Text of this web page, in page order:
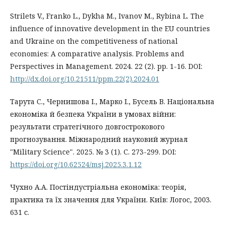
Strilets V., Franko L., Dykha M., Ivanov M., Rybina L. The
influence of innovative development in the EU countries
and Ukraine on the competitiveness of national
economies: A comparative analysis. Problems and
Perspectives in Management. 2024. 22 (2). pp. 1-16. DOI:
http://dx.doi.org/10.21511/ppm.22(2).2024.01
Тарута С., Чернишова І., Марко І., Бусель В. Національна
економіка й безпека України в умовах війни:
результати стратегічного довгострокового
прогнозування. Міжнародний науковий журнал
"Military Science". 2025. № 3 (1). С. 273-299. DOI:
https://doi.org/10.62524/msj.2025.3.1.12
Чухно А.А. Постіндустріальна економіка: теорія,
практика та їх значення для України. Київ: Логос, 2003.
631 с.